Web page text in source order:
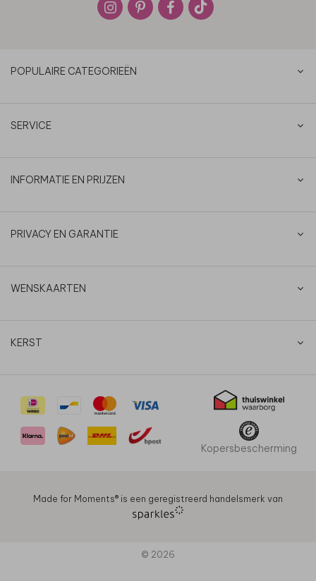
POPULAIRE CATEGORIEËN
SERVICE
INFORMATIE EN PRIJZEN
PRIVACY EN GARANTIE
WENSKAARTEN
KERST
Kopersbescherming
Made for Moments®️ is een geregistreerd handelsmerk van
© 2026